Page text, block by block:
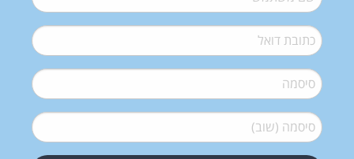
דואל*
סיסמה*
סיסמה (שוב)*